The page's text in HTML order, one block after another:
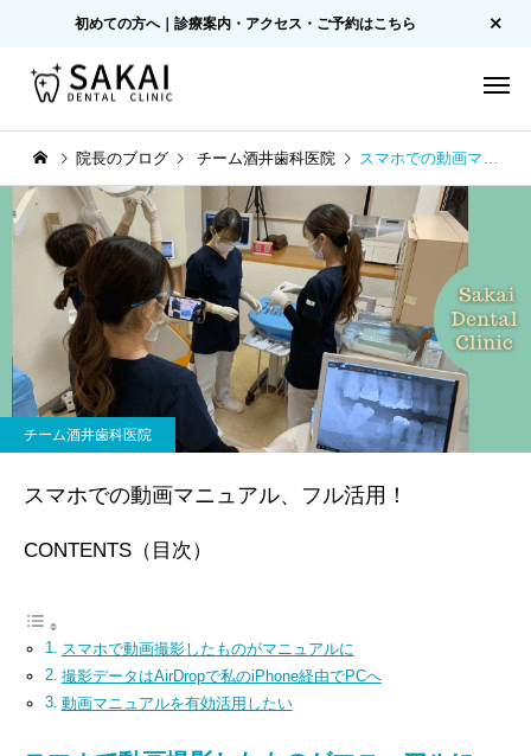
初めての方へ｜診療案内・アクセス・ご予約はこちら
院長のブログ チーム酒井歯科医院 スマホでの動画マニュアル、フル活用！
チーム酒井歯科医院
スマホでの動画マニュアル、フル活用！
CONTENTS（目次）
スマホで動画撮影したものがマニュアルに
撮影データはAirDropで私のiPhone経由でPCへ
動画マニュアルを有効活用したい